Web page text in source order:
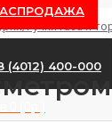
(4012) 400-000
Ручки газа и